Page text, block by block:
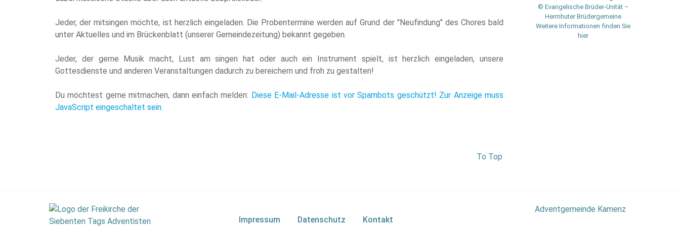
Jeder, der mitsingen möchte, ist herzlich eingeladen. Die Probentermine werden auf Grund der "Neufindung" des Chores bald
unter Aktuelles und im Brückenblatt (unserer Gemeindezeitung) bekannt gegeben.
Jeder, der gerne Musik macht, Lust am singen hat oder auch ein Instrument spielt, ist herzlich eingeladen, unsere
Gottesdienste und anderen Veranstaltungen dadurch zu bereichern und froh zu gestalten!
Du möchtest gerne mitmachen, dann einfach melden: Diese E-Mail-Adresse ist vor Spambots geschützt! Zur Anzeige muss
JavaScript eingeschaltet sein.
To Top
© Evangelische Brüder-Unität –
Herrnhuter Brüdergemeine
Weitere Informationen finden Sie
hier
Impressum Datenschutz Kontakt
Adventgemeinde Kamenz